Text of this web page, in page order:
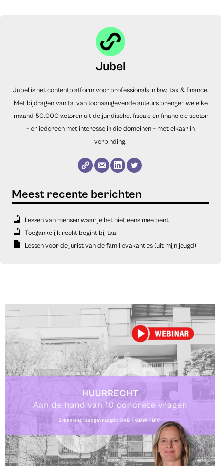
Jubel
Jubel is het contentplatform voor professionals in law, tax & finance.
Met bijdragen van tal van toonaangevende auteurs brengen we elke
maand 50.000 actoren uit de juridische, fiscale en financiële sector
– en iedereen met interesse in die domeinen – met elkaar in
verbinding.
Lessen van mensen waar je het niet eens mee bent
Toegankelijk recht begint bij taal
Lessen voor de jurist van de familievakanties (uit mijn jeugd)